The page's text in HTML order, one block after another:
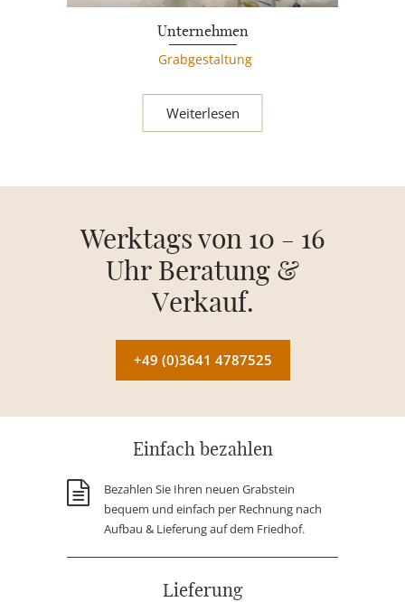
Unternehmen
Grabgestaltung
Weiterlesen
Werktags von 10 - 16
Uhr Beratung &
Verkauf.
+49 (0)3641 4787525
Einfach bezahlen
Bezahlen Sie Ihren neuen Grabstein
bequem und einfach per Rechnung nach
Aufbau & Lieferung auf dem Friedhof.
Lieferung